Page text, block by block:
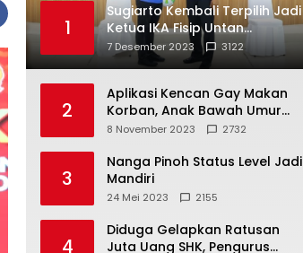
1
Sugiarto Kembali Terpilih Jadi
Ketua IKA Fisip Untan
Ketapang
7 Desember 2023 3122
2
Aplikasi Kencan Gay Makan
Korban, Anak Bawah Umur
Jadi Korban Persetubuhan
8 November 2023 2732
3
Nanga Pinoh Status Level Jadi
Mandiri
24 Mei 2023 2155
4
Diduga Gelapkan Ratusan
Juta Uang SHK, Pengurus